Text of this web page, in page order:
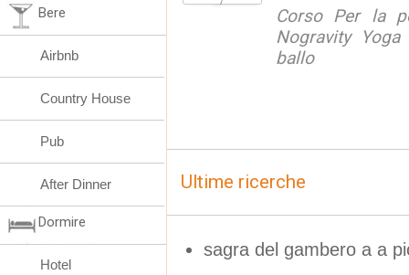
Corso Per la
Nogravity
ballo
Ultime ricerche
sagra del gambero a a
Bere
Airbnb
Country House
Pub
After Dinner
Dormire
Hotel